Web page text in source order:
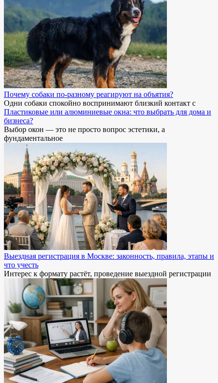
Почему собаки по-разному реагируют на объятия?
Одни собаки спокойно воспринимают близкий контакт с
Пластиковые или алюминиевые окна: что выбрать для дома и
бизнеса?
Выбор окон — это не просто вопрос эстетики, а
фундаментальное
Выездная регистрация в Москве: законность, правила, этапы и
что учесть
Интерес к формату растёт, проведение выездной регистрации